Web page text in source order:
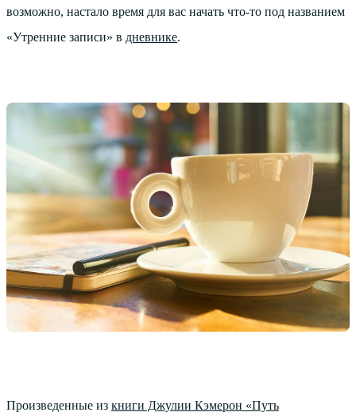
возможно, настало время для вас начать что-то под названием
«Утренние записи» в дневнике.
Произведенные из книги Джулии Кэмерон «Путь